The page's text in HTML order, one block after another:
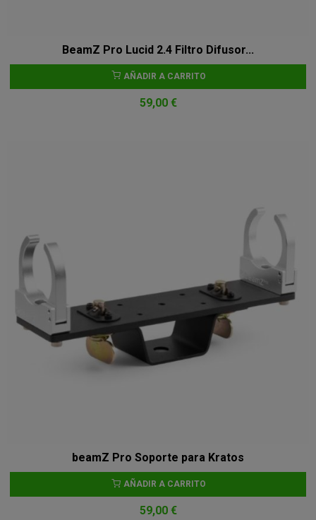
BeamZ Pro Lucid 2.4 Filtro Difusor...
AÑADIR A CARRITO
59,00 €
beamZ Pro Soporte para Kratos
AÑADIR A CARRITO
59,00 €